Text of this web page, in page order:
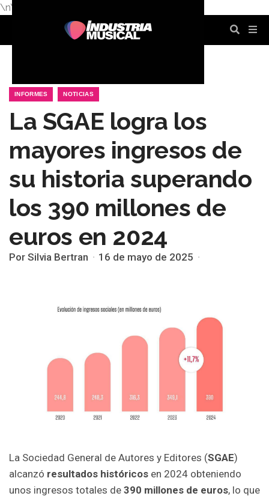
\n\n
INFORMES NOTICIAS
La SGAE logra los
mayores ingresos de
su historia superando
los 390 millones de
euros en 2024
Por Silvia Bertran 16 de mayo de 2025
La Sociedad General de Autores y Editores (SGAE)
alcanzó resultados históricos en 2024 obteniendo
unos ingresos totales de 390 millones de euros, lo que